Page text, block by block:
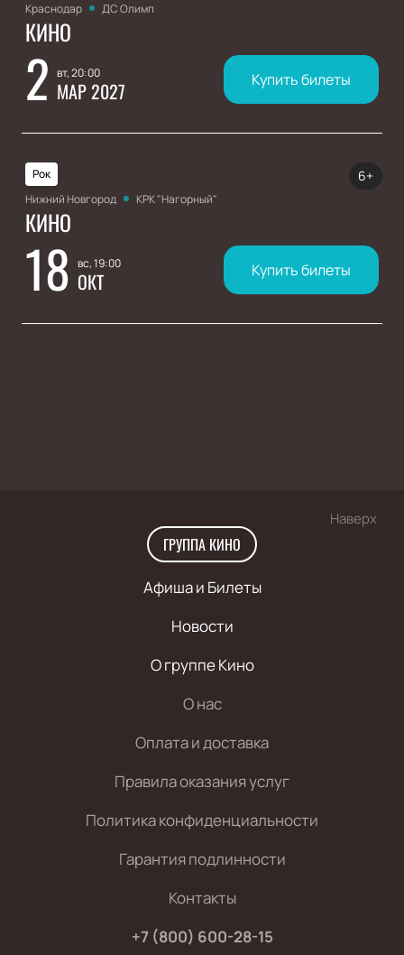
Краснодар
ДС Олимп
КИНО
2 вт, 20:00
МАР 2027 Купить билеты
Рок
Нижний Новгород
КРК "Нагорный"
КИНО
18 вс, 19:00
ОКТ
6+
Купить билеты
Наверх
ГРУППА КИНО
Афиша и Билеты
Новости
О группе Кино
О нас
Оплата и доставка
Правила оказания услуг
Политика конфиденциальности
Гарантия подлинности
Контакты
+7 (800) 600-28-15